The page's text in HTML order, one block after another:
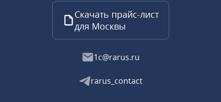
Скачать прайс-лист
для Москвы
1c@rarus.ru
rarus_contact